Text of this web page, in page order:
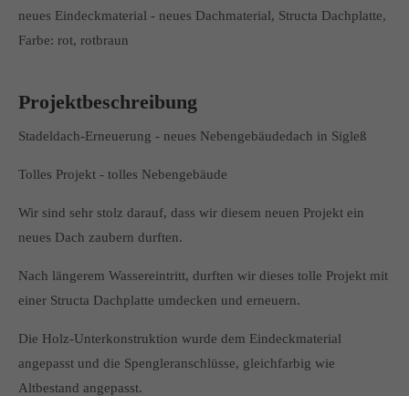
neues Eindeckmaterial - neues Dachmaterial, Structa Dachplatte,
Farbe: rot, rotbraun
Projektbeschreibung
Stadeldach-Erneuerung - neues Nebengebäudedach in Sigleß
Tolles Projekt - tolles Nebengebäude
Wir sind sehr stolz darauf, dass wir diesem neuen Projekt ein
neues Dach zaubern durften.
Nach längerem Wassereintritt, durften wir dieses tolle Projekt mit
einer Structa Dachplatte umdecken und erneuern.
Die Holz-Unterkonstruktion wurde dem Eindeckmaterial
angepasst und die Spengleranschlüsse, gleichfarbig wie
Altbestand angepasst.